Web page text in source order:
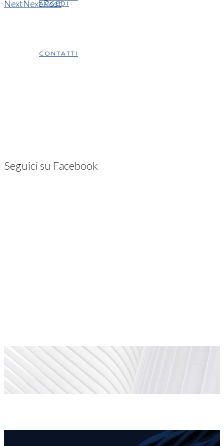
ACCEDI
CONTATTI
NextNext Post
Seguici su Facebook